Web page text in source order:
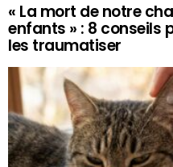
« La mort de notre
enfants » : 8 conseils
les traumatiser